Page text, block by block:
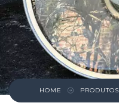
HOME PRODUTOS